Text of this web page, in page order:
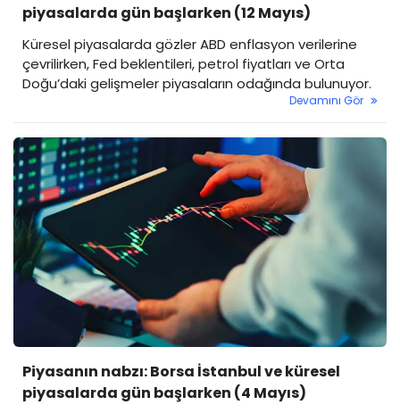
piyasalarda gün başlarken (12 Mayıs)
Küresel piyasalarda gözler ABD enflasyon verilerine
çevrilirken, Fed beklentileri, petrol fiyatları ve Orta
Doğu’daki gelişmeler piyasaların odağında bulunuyor.
Devamını Gör
Piyasanın nabzı: Borsa İstanbul ve küresel
piyasalarda gün başlarken (4 Mayıs)